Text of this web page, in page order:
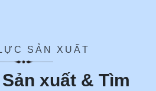
SẢN XUẤT
xuất & Tìm